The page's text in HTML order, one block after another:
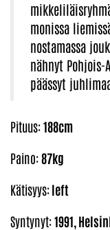
monissa
nostamassa
nähnyt
päässyt
Pituus:188cm
Paino:87kg
Kätisyys:left
Syntynyt:1991,